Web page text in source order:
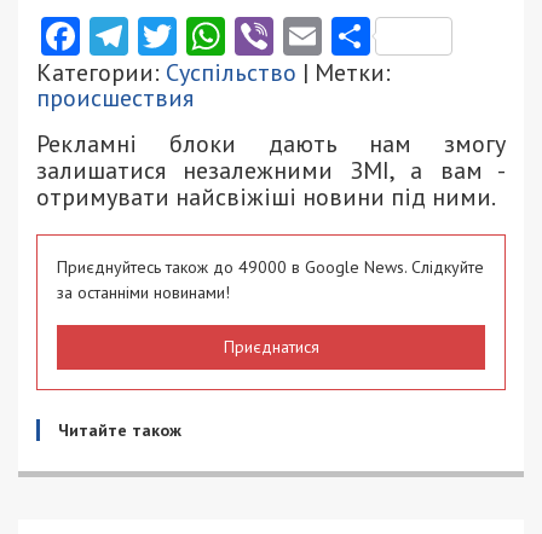
Facebook
Telegram
Twitter
WhatsApp
ViberEmail
Категории: Суспільство | Метки:
происшествия
Рекламні блоки дають нам змогу
залишатися незалежними ЗМІ, а вам -
отримувати найсвіжіші новини під ними.
Приєднуйтесь також до 49000 в Google News. Слідкуйте
за останніми новинами!
Приєднатися
Читайте також